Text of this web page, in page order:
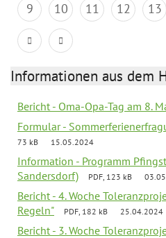
9
10 11 12 13
Informationen aus dem
Bericht - Oma-Opa-Tag am 8.
Formular -
73 kB
15.05.2024
Information - Programm
Sandersdorf)
PDF, 123 kB
Bericht - 4. Woche
Regeln"
PDF, 182 kB 25.04.2024
Bericht - 3. Woche